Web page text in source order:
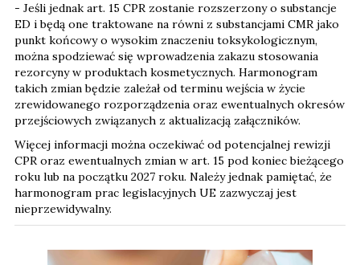
- Jeśli jednak art. 15 CPR zostanie rozszerzony o substancje
ED i będą one traktowane na równi z substancjami CMR jako
punkt końcowy o wysokim znaczeniu toksykologicznym,
można spodziewać się wprowadzenia zakazu stosowania
rezorcyny w produktach kosmetycznych. Harmonogram
takich zmian będzie zależał od terminu wejścia w życie
zrewidowanego rozporządzenia oraz ewentualnych okresów
przejściowych związanych z aktualizacją załączników.
Więcej informacji można oczekiwać od potencjalnej rewizji
CPR oraz ewentualnych zmian w art. 15 pod koniec bieżącego
roku lub na początku 2027 roku. Należy jednak pamiętać, że
harmonogram prac legislacyjnych UE zazwyczaj jest
nieprzewidywalny.